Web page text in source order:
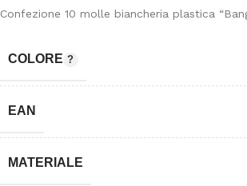
Confezione 10 molle biancheria plastica
COLORE
EAN
MATERIALE